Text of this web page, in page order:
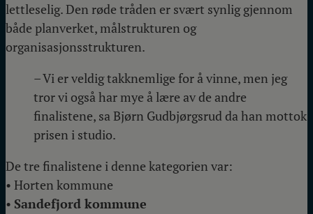
lettleselig. Den røde tråden er svært synlig gjennom
både planverket, målstrukturen og
organisasjonsstrukturen.
– Vi er veldig takknemlige for å vinne, men jeg
tror vi også har mye å lære av de andre
finalistene, sa Bjørn Gudbjørgsrud da han mottok
prisen i studio.
De tre finalistene i denne kategorien var:
• Horten kommune
• Sandefjord kommune